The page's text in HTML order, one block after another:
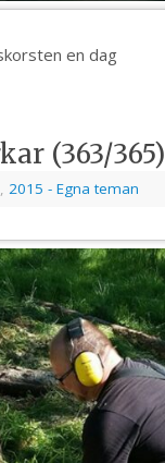
en dag
(363/365)
, 2015 - Egna teman